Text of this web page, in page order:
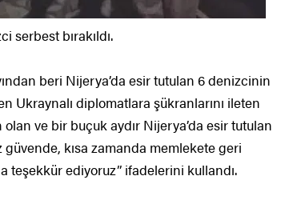
serbest bırakıldı.
beri Nijerya’da esir tutulan 6 denizcinin
Ukraynalı diplomatlara şükranlarını ileten
ve bir buçuk aydır Nijerya’da esir tutulan
güvende, kısa zamanda memlekete geri
teşekkür ediyoruz” ifadelerini kullandı.